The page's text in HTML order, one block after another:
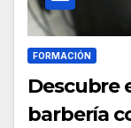
FORMACIÓN
Descubre
barbería